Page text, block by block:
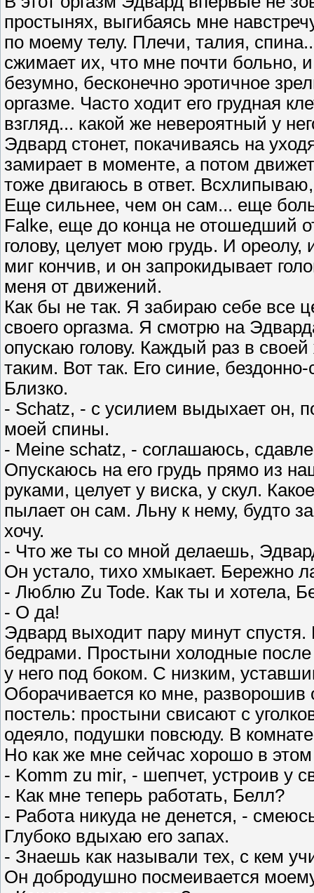
простынях, выгибаясь мне
по моему телу. Плечи, талия,
сжимает их, что мне почти больно,
безумно, бесконечно эротичное
оргазме. Часто ходит его грудная
взгляд... какой же невероятный у
Эдвард стонет, покачиваясь на
замирает в моменте, а потом
тоже двигаюсь в ответ.
Еще сильнее, чем он сам... еще
Falke, еще до конца не отошедший
голову, целует мою грудь. И ореолу,
миг кончив, и он запрокидывает
меня от движений.
Как бы не так. Я забираю себе все
своего оргазма. Я смотрю на
опускаю голову. Каждый раз в
таким. Вот так. Его синие,
Близко.
- Schatz, - с усилием выдыхает он,
моей спины.
- Meine schatz, - соглашаюсь,
Опускаюсь на его грудь прямо из
руками, целует у виска, у скул.
пылает он сам. Льну к нему, будто
хочу.
- Что же ты со мной делаешь,
Он устало, тихо хмыкает. Бережно
- Люблю Zu Tode. Как ты и хотела,
- О да!
Эдвард выходит пару минут
бедрами. Простыни холодные
у него под боком. С низким,
Оборачивается ко мне, разворошив
постель: простыни свисают с
одеяло, подушки повсюду. В
Но как же мне сейчас хорошо в
- Komm zu mir, - шепчет, устроив у
- Как мне теперь работать, Белл?
- Работа никуда не денется, -
Глубоко вдыхаю его запах.
- Знаешь как называли тех, с кем
Он добродушно посмеивается